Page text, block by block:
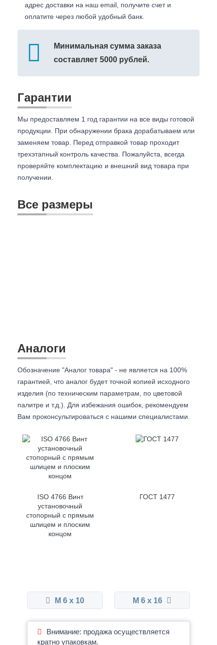
адрес доставки на наш email, получите счет и
оплатите через любой удобный банк.
Минимальная сумма заказа
составляет 5000 рублей.
Гарантии
Мы предоставляем 1 год гарантии на все виды готовой
продукции. При обнаружении брака дорабатываем или
заменяем товар. Перед отправкой товар проходит
трехэтапный контроль качества. Пожалуйста, всегда
проверяйте комплектацию и внешний вид товара при
получении.
Все размеры
Аналоги
Обозначение "Аналог товара" - не является на 100%
гарантией, что аналог будет точной копией исходного
изделия (по техническим параметрам, по цветовой
палитре и т.д.). Для избежания ошибок, рекомендуем
Вам проконсультироваться с нашими специалистами.
ISO 4766 Винт
установочный
стопорный с прямым
шлицем и плоским
концом
ГОСТ 1477
М 6 x 10 М 6 x 16
Внимание: продажа осуществляется
кратно упаковкам.